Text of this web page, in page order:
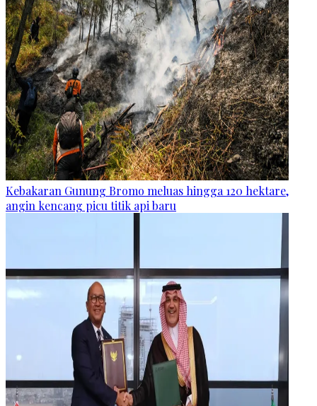
Kebakaran Gunung Bromo meluas hingga 120 hektare,
angin kencang picu titik api baru